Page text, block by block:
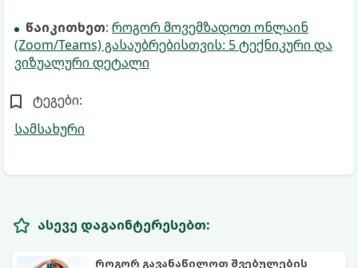
წაიკითხეთ: როგორ მოვემზადოთ ონლაინ
(Zoom/Teams) გასაუბრებისთვის: 5 ტექნიკური და
ვიზუალური დეტალი
ტეგები:
სამსახური
ასევე დაგაინტერესებთ:
როგორ გავანაწილოთ შვებულების